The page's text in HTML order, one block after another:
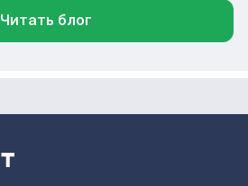
Читать блог